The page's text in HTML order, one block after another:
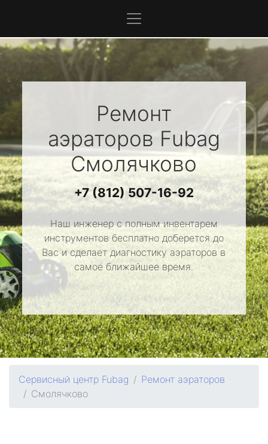
Ремонт
аэраторов Fubag
Смолячково
+7 (812) 507-16-92
Наш инженер с полным инвентарем
инструментов бесплатно доберется до
Вас и сделает диагностику аэраторов в
самое ближайшее время.
Сервисный центр Fubag
Ремонт аэраторов
Смолячково